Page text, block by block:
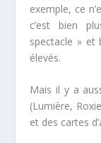
exemple, ce
c’est bien
spectacle » et
élevés.
Mais il y a
(Lumière,
et des cartes